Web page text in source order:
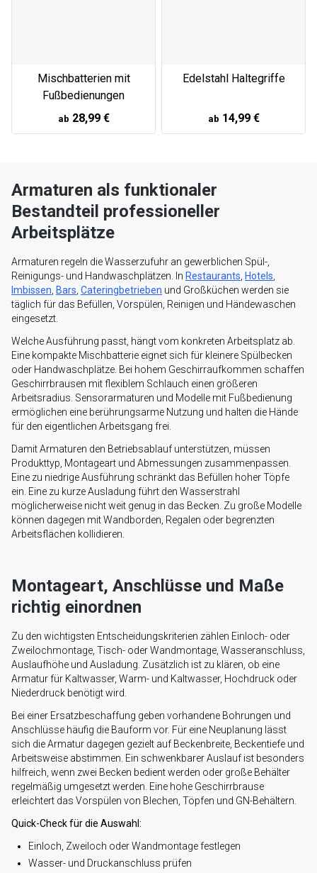
Mischbatterien mit
Fußbedienungen
ab 28,99 €
Edelstahl Haltegriffe
ab 14,99 €
Armaturen als funktionaler
Bestandteil professioneller
Arbeitsplätze
Armaturen regeln die Wasserzufuhr an gewerblichen Spül-,
Reinigungs- und Handwaschplätzen. In Restaurants, Hotels,
Imbissen, Bars, Cateringbetrieben und Großküchen werden sie
täglich für das Befüllen, Vorspülen, Reinigen und Händewaschen
eingesetzt.
Welche Ausführung passt, hängt vom konkreten Arbeitsplatz ab.
Eine kompakte Mischbatterie eignet sich für kleinere Spülbecken
oder Handwaschplätze. Bei hohem Geschirraufkommen schaffen
Geschirrbrausen mit flexiblem Schlauch einen größeren
Arbeitsradius. Sensorarmaturen und Modelle mit Fußbedienung
ermöglichen eine berührungsarme Nutzung und halten die Hände
für den eigentlichen Arbeitsgang frei.
Damit Armaturen den Betriebsablauf unterstützen, müssen
Produkttyp, Montageart und Abmessungen zusammenpassen.
Eine zu niedrige Ausführung schränkt das Befüllen hoher Töpfe
ein. Eine zu kurze Ausladung führt den Wasserstrahl
möglicherweise nicht weit genug in das Becken. Zu große Modelle
können dagegen mit Wandborden, Regalen oder begrenzten
Arbeitsflächen kollidieren.
Montageart, Anschlüsse und Maße
richtig einordnen
Zu den wichtigsten Entscheidungskriterien zählen Einloch- oder
Zweilochmontage, Tisch- oder Wandmontage, Wasseranschluss,
Auslaufhöhe und Ausladung. Zusätzlich ist zu klären, ob eine
Armatur für Kaltwasser, Warm- und Kaltwasser, Hochdruck oder
Niederdruck benötigt wird.
Bei einer Ersatzbeschaffung geben vorhandene Bohrungen und
Anschlüsse häufig die Bauform vor. Für eine Neuplanung lässt
sich die Armatur dagegen gezielt auf Beckenbreite, Beckentiefe und
Arbeitsweise abstimmen. Ein schwenkbarer Auslauf ist besonders
hilfreich, wenn zwei Becken bedient werden oder große Behälter
regelmäßig umgesetzt werden. Eine hohe Geschirrbrause
erleichtert das Vorspülen von Blechen, Töpfen und GN-Behältern.
Quick-Check für die Auswahl:
Einloch, Zweiloch oder Wandmontage festlegen
Wasser- und Druckanschluss prüfen